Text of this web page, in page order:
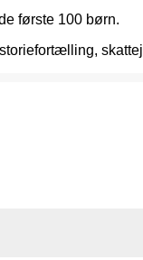
første 100 børn.